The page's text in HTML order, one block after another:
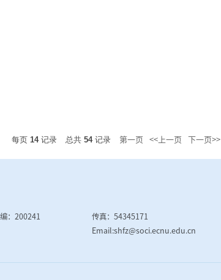
每页 14记录 总共 54记录 第一页 <<上一页 下一页>>
：200241
传真：54345171
Email:shfz@soci.ecnu.edu.cn